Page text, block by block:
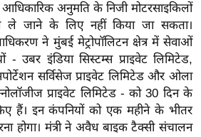
अनुमति के निजी मोटरसाइकिलों
ले जाने के लिए नहीं किया जा सकता।
ने मुंबई मेट्रोपॉलिटन क्षेत्र में सेवाओं
- उबर इंडिया सिस्टम्स प्राइवेट लिमिटेड,
सर्विसेज प्राइवेट लिमिटेड और ओला
प्राइवेट लिमिटेड - को 30 दिन के
हैं। इन कंपनियों को एक महीने के भीतर
होगा। मंत्री ने अवैध बाइक टैक्सी संचालन